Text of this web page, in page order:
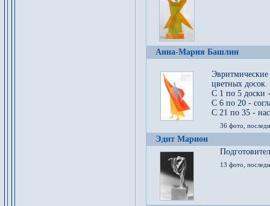
Анна-Мария Башлин
цветных досок.
С 1 по 5 доски
С 6 по 20 -
С 21 по 35 -
36 фото,
Эдит Марион
13 фото,